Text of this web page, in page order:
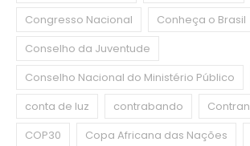
Congresso Nacional
Conheça o Brasil
Conselho da Juventude
Conselho Nacional do Ministério Público
conta de luz
contrabando Contran
COP30
Copa Africana das Nações